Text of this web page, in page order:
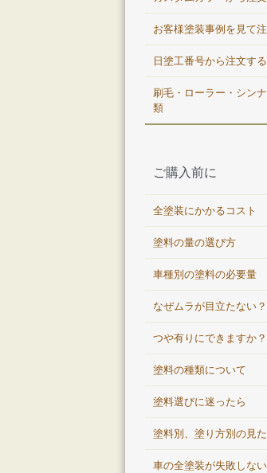
お客様塗装事例を見て
日塗工番号から注文する
刷毛・ローラー・シン
類
ご購入前に
全塗装にかかるコスト
塗料の量の選び方
車種別の塗料の必要量
なぜムラが目立たない？
つや有りにできますか？
塗料の種類について
塗料選びに迷ったら
塗料別、塗り方別の見
車の全塗装が失敗しな